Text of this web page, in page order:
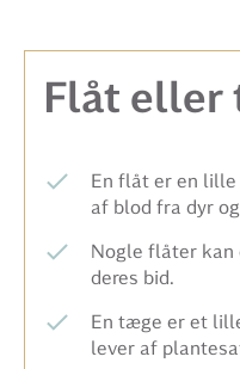
Flåt eller
En flåt er en lille
af blod fra dyr
Nogle flåter kan
deres bid.
En tæge er et
lever af